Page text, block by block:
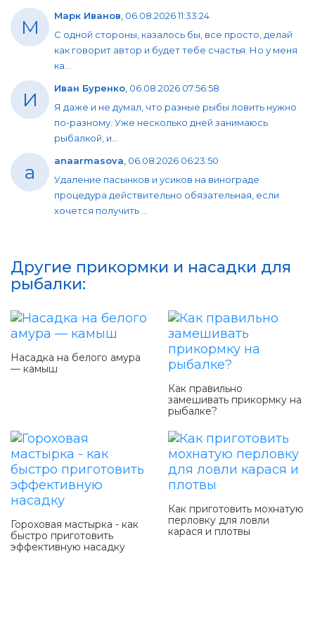
М Марк Иванов, 06.08.2026 11:33:24
С одной стороны, казалось бы, все просто, делай
как говорит автор и будет тебе счастья. Но у меня
ка...
И Иван Буренко, 06.08.2026 07:56:58
Я даже и не думал, что разные рыбы ловить нужно
по-разному. Уже несколько дней занимаюсь
рыбалкой, и...
a anaarmasova, 06.08.2026 06:23:50
Удаление пасынков и усиков на винограде
процедура действительно обязательная, если
хочется получить ...
Другие прикормки и насадки для
рыбалки:
Насадка на белого амура
— камыш
Как правильно
замешивать прикормку на
рыбалке?
Гороховая мастырка - как
быстро приготовить
эффективную насадку
Как приготовить мохнатую
перловку для ловли
карася и плотвы